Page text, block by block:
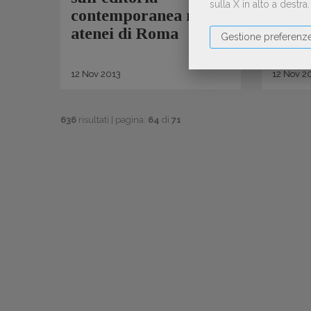
sulla X in alto a destra.
Gestione
contemporanea negli
atenei di Roma
12 Nov 2013 12 Nov
636 risultati | pagina: 64 di 71